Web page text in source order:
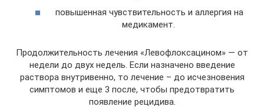
повышенная чувствительность и аллергия на
медикамент.
Продолжительность лечения «Левофлоксацином» — от
недели до двух недель. Если назначено введение
раствора внутривенно, то лечение – до исчезновения
симптомов и еще 3 после, чтобы предотвратить
появление рецидива.